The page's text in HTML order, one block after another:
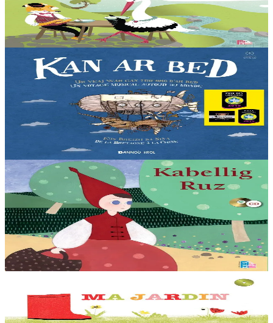
Levr-CD. Dastumad fablennoù La Fontaine. 39 fablenn, 7 konter,
19 treser. Sonerezh gant Yann Tiersen.
Er stok25,00 €
Bannoù-heol
Kan ar Bed - Levr-CD
Emañ Liza o chom e Menez Are, e kalon Breizh. Un noz e tiviz ar
plac'h yaouank mont da zizoleiñ ar bed. Ur bedadenn da veajiñ gant
trizek pezh sonerezh eus...
3 bloaz hag ouzhpenn
TES
Kabellig Ruz
Ar gontadenn hengounel tennet diwar an destenn bet embannet gant
Al Liamm e 1957. Teir enrolladenn a gaver war ar bladenn-arc'hant
: 1. Kontet gant Mona...
Er stok 12,00 €
Ma jardin